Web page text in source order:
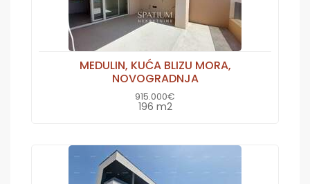
MEDULIN, KUĆA BLIZU MORA,
NOVOGRADNJA
915.000€
196 m2